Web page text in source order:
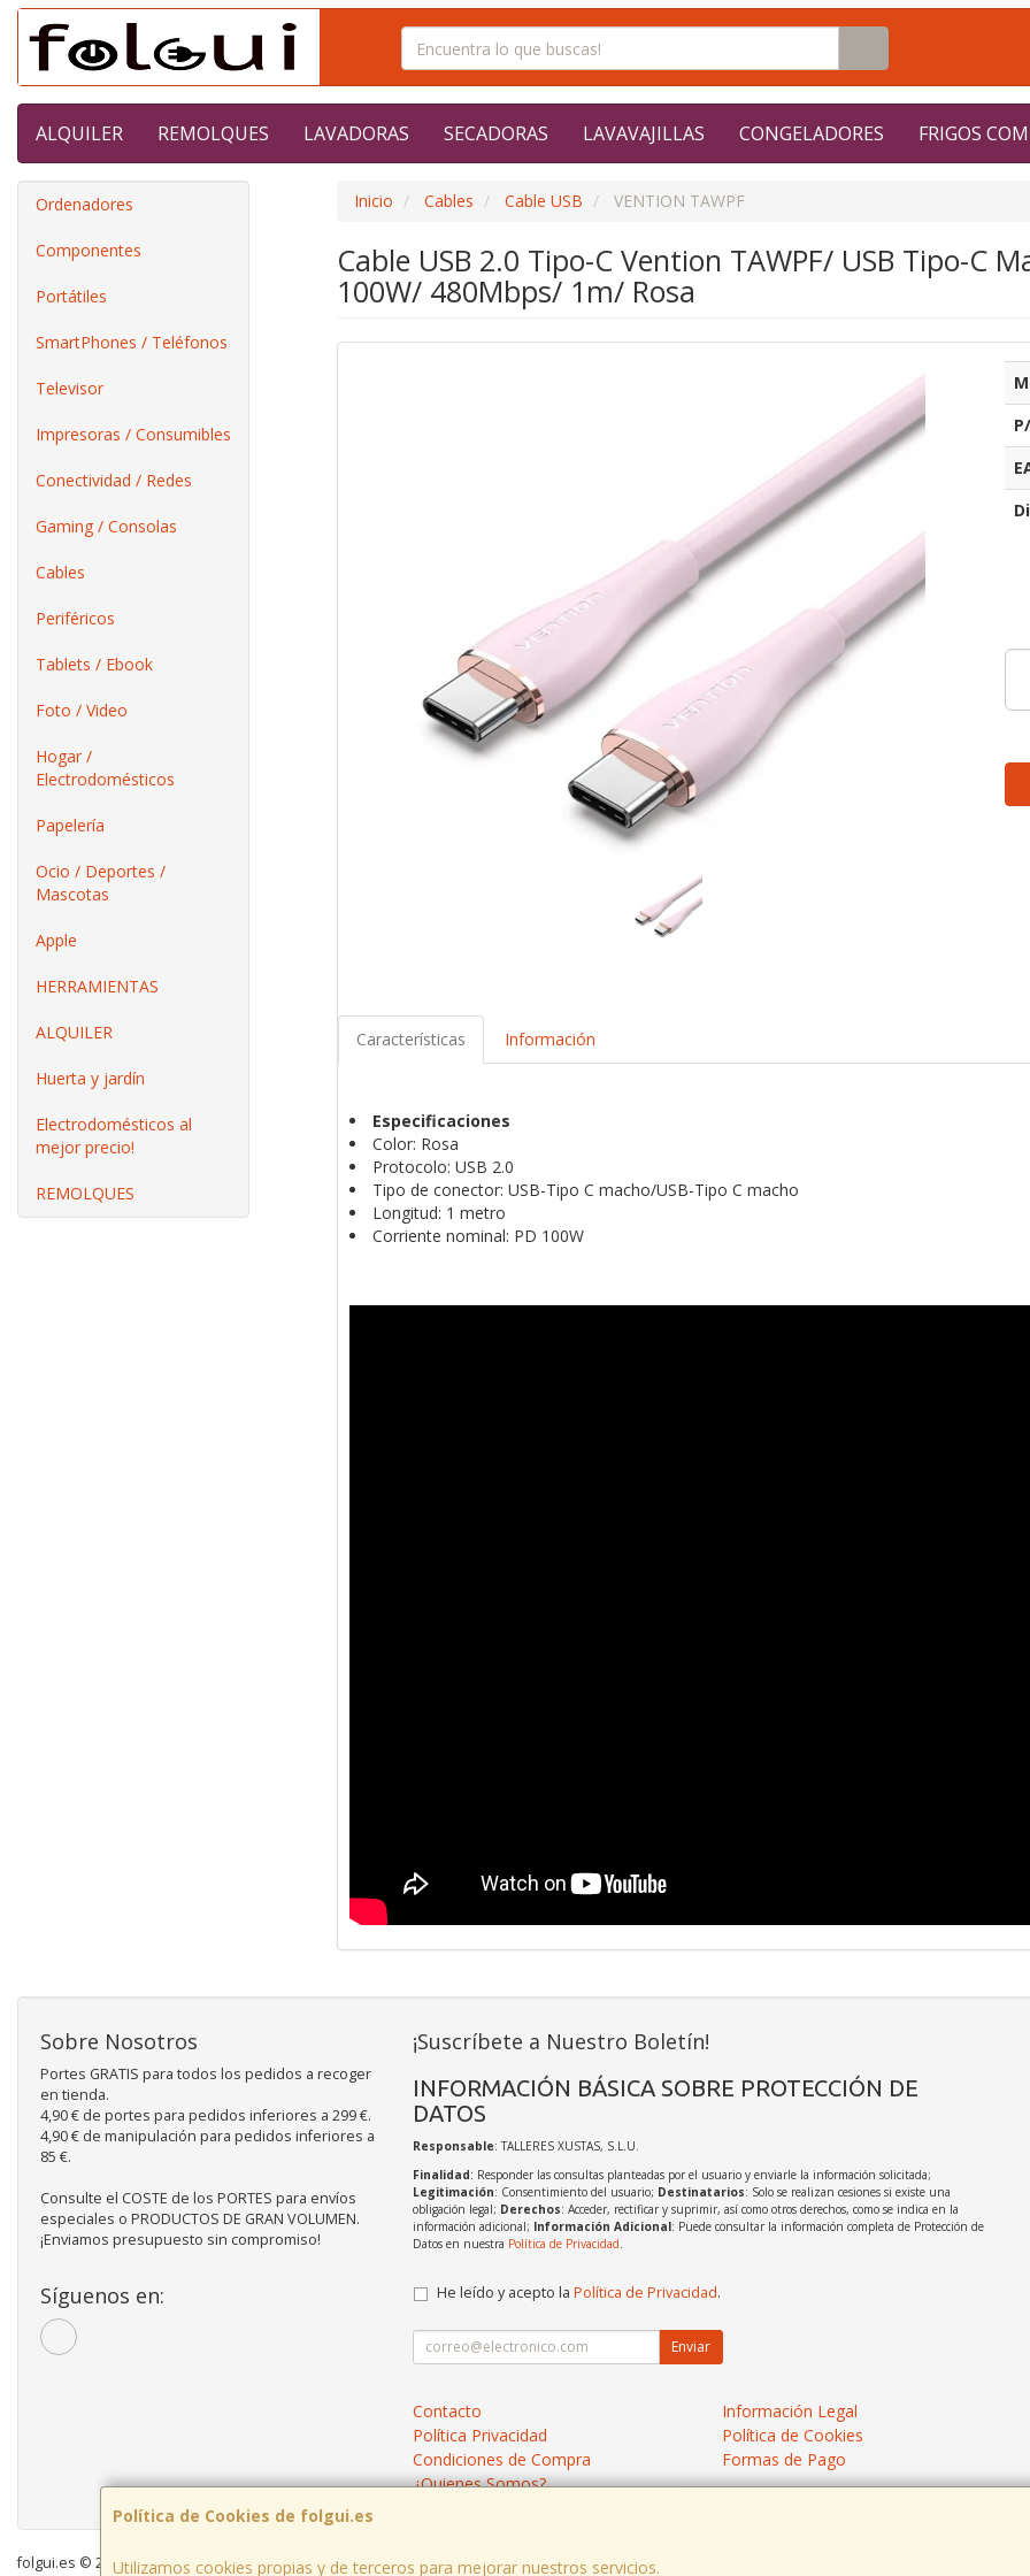
ALQUILER REMOLQUES LAVADORAS SECADORAS LAVAVAJILLAS CONGELADORES FRIGOS
Ordenadores
Componentes
Portátiles
SmartPhones / Teléfonos
Televisor
Impresoras / Consumibles
Conectividad / Redes
Gaming / Consolas
Cables
Periféricos
Tablets / Ebook
Foto / Video
Hogar /
Electrodomésticos
Papelería
Ocio / Deportes /
Mascotas
Apple
HERRAMIENTAS
ALQUILER
Huerta y jardín
Electrodomésticos al
mejor precio!
REMOLQUES
Inicio Cables Cable USB VENTION TAWPF
Cable USB 2.0 Tipo-C Vention TAWPF/ USB Tipo-C
100W/ 480Mbps/ 1m/ Rosa
Características Información
Especificaciones
Color: Rosa
Protocolo: USB 2.0
Tipo de conector: USB-Tipo C macho/USB-Tipo C macho
Longitud: 1 metro
Corriente nominal: PD 100W
Política de Cookies de folgui.es
Utilizamos cookies propias y de terceros para mejorar nuestros servicios.
Sobre Nosotros
Portes GRATIS para todos los pedidos a recoger
en tienda.
4,90 € de portes para pedidos inferiores a 299 €.
4,90 € de manipulación para pedidos inferiores a
85 €.
Consulte el COSTE de los PORTES para envíos
especiales o PRODUCTOS DE GRAN VOLUMEN.
¡Enviamos presupuesto sin compromiso!
Síguenos en:
¡Suscríbete a Nuestro Boletín!
INFORMACIÓN BÁSICA SOBRE PROTECCIÓN DE
DATOS
Responsable: TALLERES XUSTAS, S.L.U.
Finalidad: Responder las consultas planteadas por el usuario y enviarle la información solicitada;
Legitimación: Consentimiento del usuario; Destinatarios: Solo se realizan cesiones si existe una
obligación legal; Derechos: Acceder, rectificar y suprimir, así como otros derechos, como se indica en la
información adicional; Información Adicional: Puede consultar la información completa de Protección de
Datos en nuestra Política de Privacidad
He leído y acepto la Política de Privacidad.
Enviar
Contacto
Información Legal
Política Privacidad
Política de Cookies
Condiciones de Compra
Formas de Pago
¿Quienes Somos?
folgui.es © 2026